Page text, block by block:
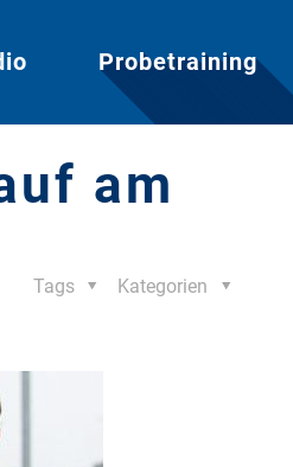
Probetraining
am
Kategorien
Tags